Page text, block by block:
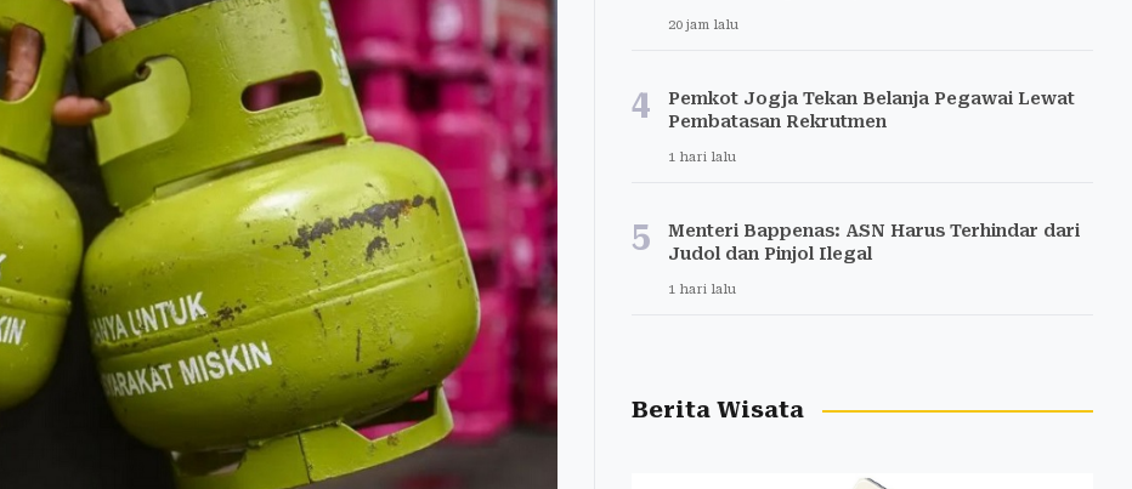
20 jam lalu
4
Pemkot Jogja Tekan Belanja Pegawai Lewat
Pembatasan Rekrutmen
1 hari lalu
5
Menteri Bappenas: ASN Harus Terhindar dari
Judol dan Pinjol Ilegal
1 hari lalu
Berita Wisata